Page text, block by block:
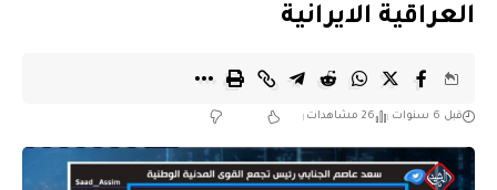
العراقية الايرانية
قبل 6 سنوات 26 مشاهدات